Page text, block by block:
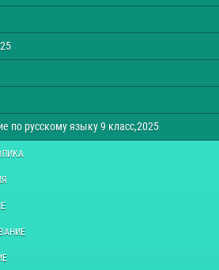
по русскому языку 9 класс,2025